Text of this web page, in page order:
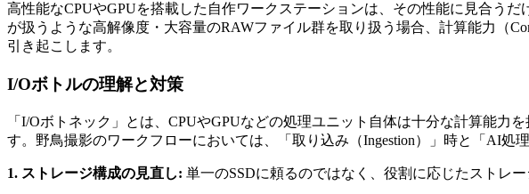
高性能なCPUやGPUを搭載した自作ワークステーションは、その性能に見合う
が扱うような高解像度・大容量のRAWファイル群を取り扱う場合、計算能力（
引き起こします。
I/Oボトルの理解と対策
「I/Oボトネック」とは、CPUやGPUなどの処理ユニット自体は十分な計算能
す。野鳥撮影のワークフローにおいては、「取り込み（Ingestion）」時と「AI処
1. ストレージ構成の見直し: 単一のSSDに頼るのではなく、役割に応じたストレー